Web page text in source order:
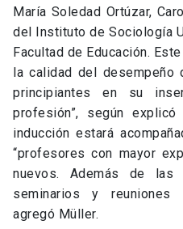
María Soledad Ortúzar,
del Instituto de Sociología
Facultad de Educación.
la calidad del
principiantes en su
profesión”, según
inducción estará
“profesores con mayor
nuevos. Además de las
seminarios y reuniones
agregó Müller.